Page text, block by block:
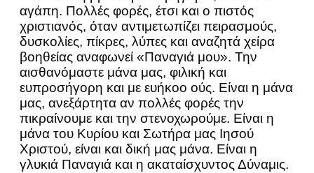
αγάπη. Πολλές φορές, έτσι και ο πιστός
χριστιανός, όταν αντιμετωπίζει πειρασμούς,
δυσκολίες, πίκρες, λύπες και αναζητά χείρα
βοηθείας αναφωνεί «Παναγιά μου». Την
αισθανόμαστε μάνα μας, φιλική και
ευπροσήγορη και με ευήκοο ούς. Είναι η μάνα
μας, ανεξάρτητα αν πολλές φορές την
πικραίνουμε και την στενοχωρούμε. Είναι η
μάνα του Κυρίου και Σωτήρα μας Ιησού
Χριστού, είναι και δική μας μάνα. Είναι η
γλυκιά Παναγιά και η ακαταίσχυντος Δύναμις.